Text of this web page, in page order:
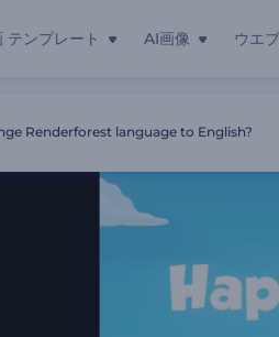
テンプレート AI画像 ウエ
Renderforest language to English?